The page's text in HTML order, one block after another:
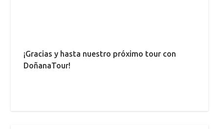
¡Gracias y hasta nuestro próximo tour con
DoñanaTour!